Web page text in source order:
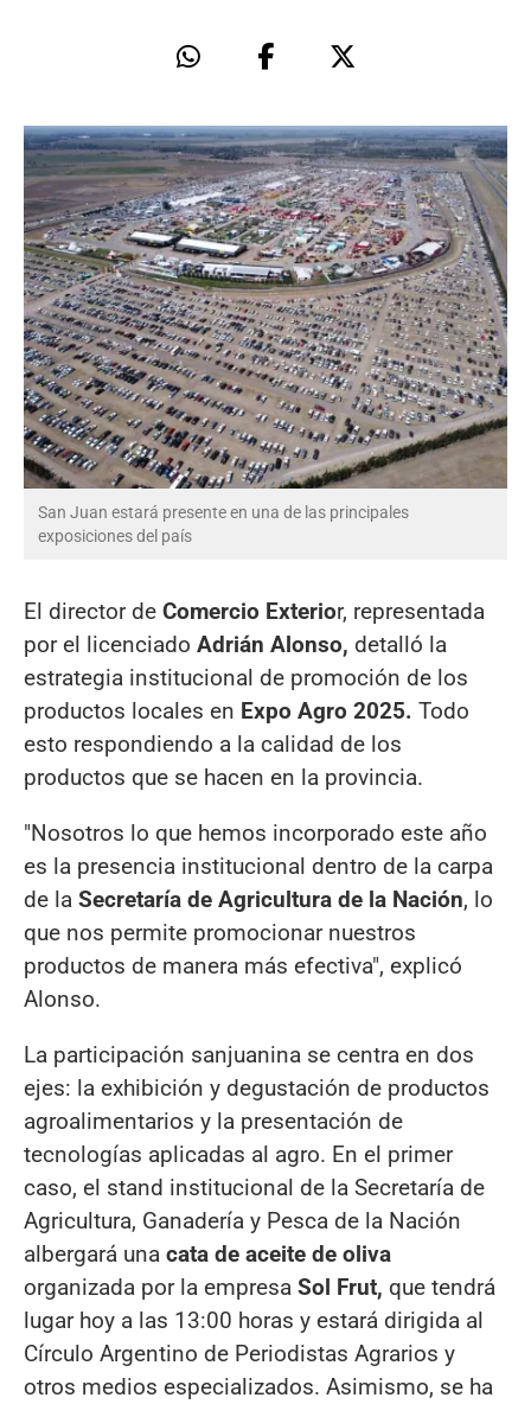
San Juan estará presente en una de las principales
exposiciones del país
El director de Comercio Exterior, representada
por el licenciado Adrián Alonso, detalló la
estrategia institucional de promoción de los
productos locales en Expo Agro 2025. Todo
esto respondiendo a la calidad de los
productos que se hacen en la provincia.
"Nosotros lo que hemos incorporado este año
es la presencia institucional dentro de la carpa
de la Secretaría de Agricultura de la Nación, lo
que nos permite promocionar nuestros
productos de manera más efectiva", explicó
Alonso.
La participación sanjuanina se centra en dos
ejes: la exhibición y degustación de productos
agroalimentarios y la presentación de
tecnologías aplicadas al agro. En el primer
caso, el stand institucional de la Secretaría de
Agricultura, Ganadería y Pesca de la Nación
albergará una cata de aceite de oliva
organizada por la empresa Sol Frut, que tendrá
lugar hoy a las 13:00 horas y estará dirigida al
Círculo Argentino de Periodistas Agrarios y
otros medios especializados. Asimismo, se ha